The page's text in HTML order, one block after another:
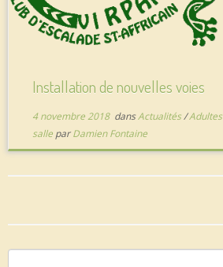
Installation de nouvelles voies
4 novembre 2018dansActualités/Adultes
salle parDamien Fontaine
Rechercher :